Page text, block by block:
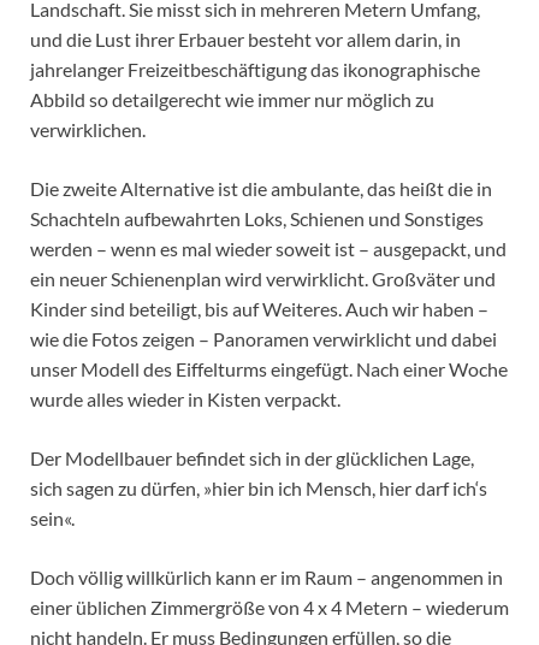
Landschaft. Sie misst sich in mehreren Metern Umfang,
und die Lust ihrer Erbauer besteht vor allem darin, in
jahrelanger Freizeitbeschäftigung das ikonographische
Abbild so detailgerecht wie immer nur möglich zu
verwirklichen.
Die zweite Alternative ist die ambulante, das heißt die in
Schachteln aufbewahrten Loks, Schienen und Sonstiges
werden – wenn es mal wieder soweit ist – ausgepackt, und
ein neuer Schienenplan wird verwirklicht. Großväter und
Kinder sind beteiligt, bis auf Weiteres. Auch wir haben –
wie die Fotos zeigen – Panoramen verwirklicht und dabei
unser Modell des Eiffelturms eingefügt. Nach einer Woche
wurde alles wieder in Kisten verpackt.
Der Modellbauer befindet sich in der glücklichen Lage,
sich sagen zu dürfen, »hier bin ich Mensch, hier darf ich‘s
sein«.
Doch völlig willkürlich kann er im Raum – angenommen in
einer üblichen Zimmergröße von 4 x 4 Metern – wiederum
nicht handeln. Er muss Bedingungen erfüllen, so die